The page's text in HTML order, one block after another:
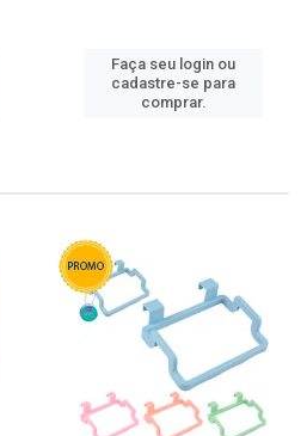
Faça seu login ou
cadastre-se para
comprar.